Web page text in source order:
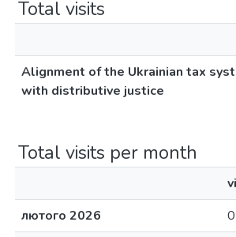
Total visits
Alignment of the Ukrainian tax
with distributive justice
Total visits per month
лютого 2026
0